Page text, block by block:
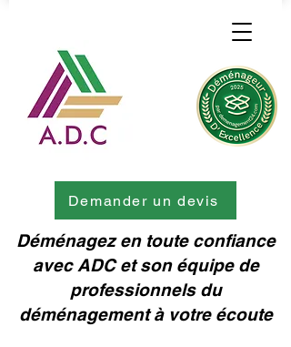
Déménagez en toute confiance
avec ADC et son équipe de
professionnels du
déménagement à votre écoute
Demander un devis